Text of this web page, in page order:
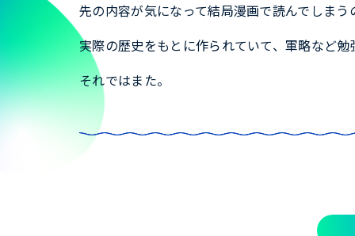
先の内容が気になって結局漫画で読んでしまう
実際の歴史をもとに作られていて、軍略など
それではまた。